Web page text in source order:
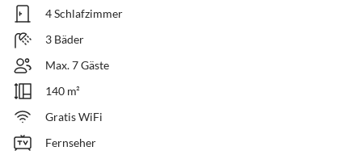
4 Schlafzimmer
3 Bäder
Max. 7 Gäste
140 m²
Gratis WiFi
Fernseher